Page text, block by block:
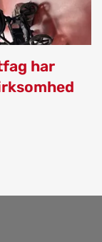
har